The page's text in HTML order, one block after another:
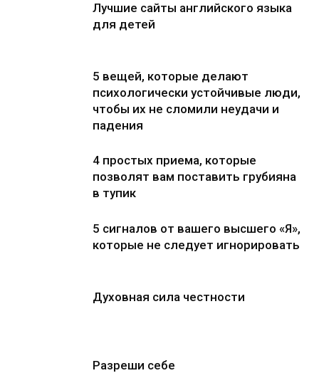
Лучшие сайты английского языка
для детей
5 вещей, которые делают
психологически устойчивые люди,
чтобы их не сломили неудачи и
падения
4 простых приема, которые
позволят вам поставить грубияна
в тупик
5 сигналов от вашего высшего «Я»,
которые не следует игнорировать
Духовная сила честности
Разреши себе